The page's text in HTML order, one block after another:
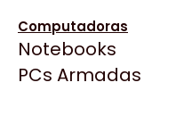
Computadoras
Notebooks
PCs Armadas
BenQ
CX
Cooler Master
Todas las Tiendas
$26.450
Ver producto en la